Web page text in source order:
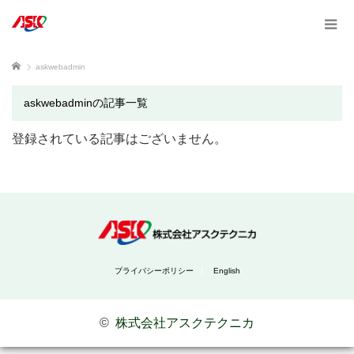
ホーム askwebadmin
askwebadminの記事一覧
登録されている記事はございません。
プライバシーポリシー English
© 株式会社アスクテクニカ